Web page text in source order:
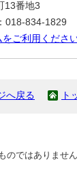
13番地3
018-834-1829
ご利用ください
へ戻る ト
ではありません